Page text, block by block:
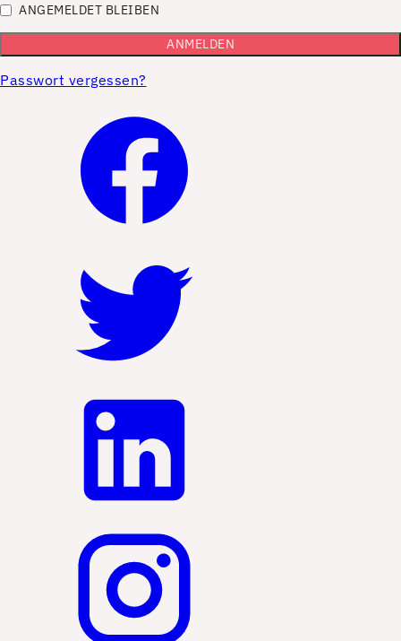
ANGEMELDET BLEIBEN
Passwort vergessen?